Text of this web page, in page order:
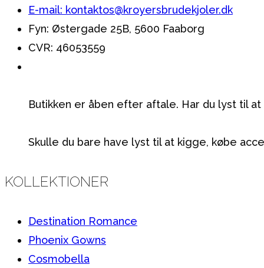
E-mail: kontaktos@kroyersbrudekjoler.dk
Fyn: Østergade 25B, 5600 Faaborg
CVR: 46053559
Butikken er åben efter aftale. Har du lyst til
Skulle du bare have lyst til at kigge, købe
KOLLEKTIONER
Destination Romance
Phoenix Gowns
Cosmobella